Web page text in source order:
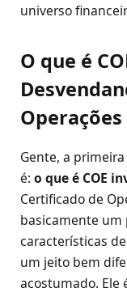
universo
O que é
Gente, a
é: o que é COE
Certificado de
basicamente
características
um jeito bem
acostumado. Ele